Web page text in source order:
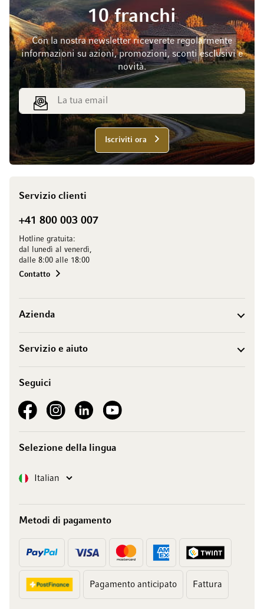
10 franchi
Con la nostra newsletter riceverete regolarmente
informazioni su azioni, promozioni, sconti esclusivi e
novità.
Indirizzo email
Iscriviti ora
Servizio clienti
+41 800 003 007
Hotline gratuita:
dal lunedì al venerdì,
dalle 8:00 alle 18:00
Contatto
Azienda
Servizio e aiuto
Seguici
See our FacebookSee our Instagram account
See our LinkedInSee our YouTube channel
Selezione della lingua
Lingua Italian
Metodi di pagamento
Pagamento anticipato Fattura